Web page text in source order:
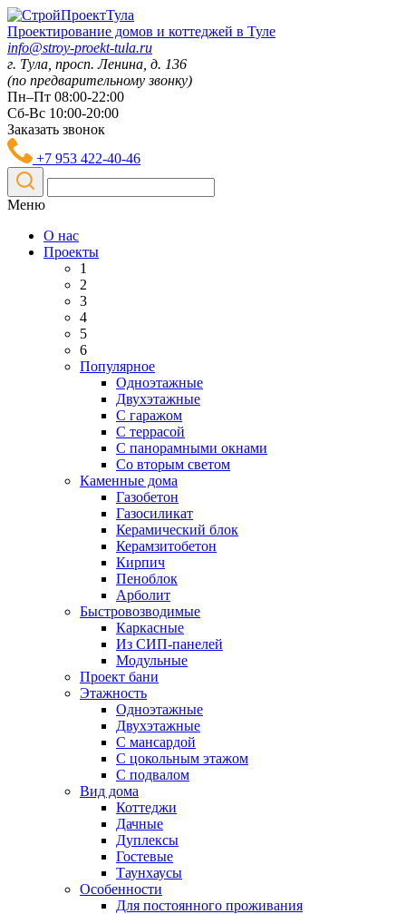
Проектирование домов и коттеджей в Туле
info@stroy-proekt-tula.ru
г. Тула, просп. Ленина, д. 136
(по предварительному звонку)
Пн–Пт 08:00-22:00
Сб-Вс 10:00-20:00
Заказать звонок
+7 953 422-40-46
Меню
О нас
Проекты
1
2
3
4
5
6
Популярное
Одноэтажные
Двухэтажные
С гаражом
С террасой
С панорамными окнами
Со вторым светом
Каменные дома
Газобетон
Газосиликат
Керамический блок
Керамзитобетон
Кирпич
Пеноблок
Арболит
Быстровозводимые
Каркасные
Из СИП-панелей
Модульные
Проект бани
Этажность
Одноэтажные
Двухэтажные
С мансардой
C цокольным этажом
С подвалом
Вид дома
Коттеджи
Дачные
Дуплексы
Гостевые
Таунхаусы
Особенности
Для постоянного проживания